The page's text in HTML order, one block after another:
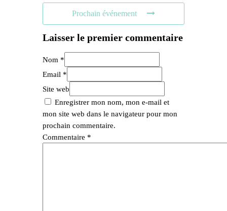
Prochain événement
Laisser le premier commentaire
Nom *
Email *
Site web
Enregistrer mon nom, mon e-mail et
mon site web dans le navigateur pour mon
prochain commentaire.
Commentaire *